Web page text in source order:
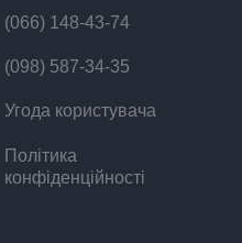
(066) 148-43-74
(098) 587-34-35
Угода користувача
Політика
конфіденційності